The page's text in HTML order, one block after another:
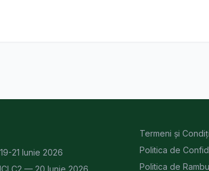
21 Iunie 2026
C2 — 20 Iunie 2026
Termeni și
Politica de
Politica de